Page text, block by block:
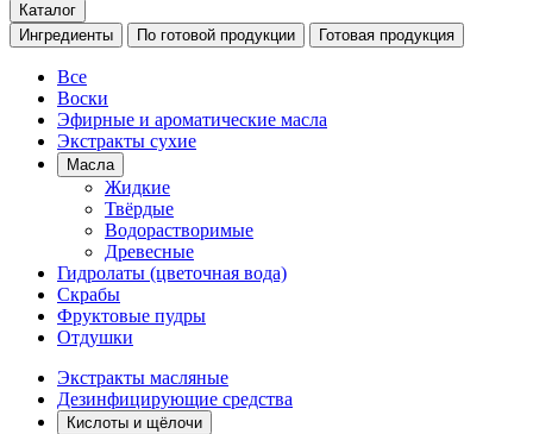
Каталог
Ингредиенты
По готовой продукции Готовая продукция
Все
Воски
Эфирные и ароматические масла
Экстракты сухие
Масла
Жидкие
Твёрдые
Водорастворимые
Древесные
Гидролаты (цветочная вода)
Скрабы
Фруктовые пудры
Отдушки
Экстракты масляные
Дезинфицирующие средства
Кислоты и щёлочи